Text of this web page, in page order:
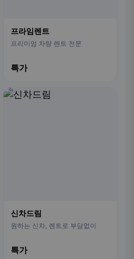
프라임렌트
프리미엄 차량 렌트 전문
특가
신차드림
원하는 신차, 렌트로 부담없이
특가